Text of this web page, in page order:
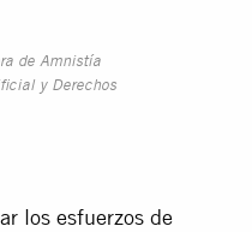
de Amnistía
y Derechos
los esfuerzos de